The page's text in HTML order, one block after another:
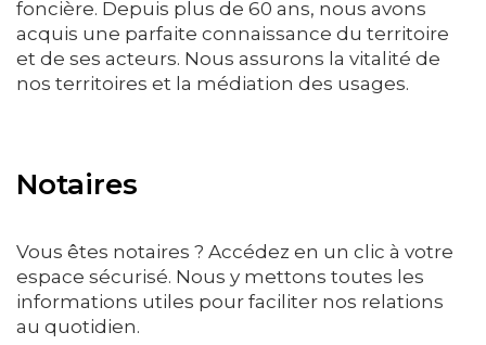
foncière. Depuis plus de 60 ans, nous avons
acquis une parfaite connaissance du territoire
et de ses acteurs. Nous assurons la vitalité de
nos territoires et la médiation des usages.
Notaires
Vous êtes notaires ? Accédez en un clic à votre
espace sécurisé. Nous y mettons toutes les
informations utiles pour faciliter nos relations
au quotidien.